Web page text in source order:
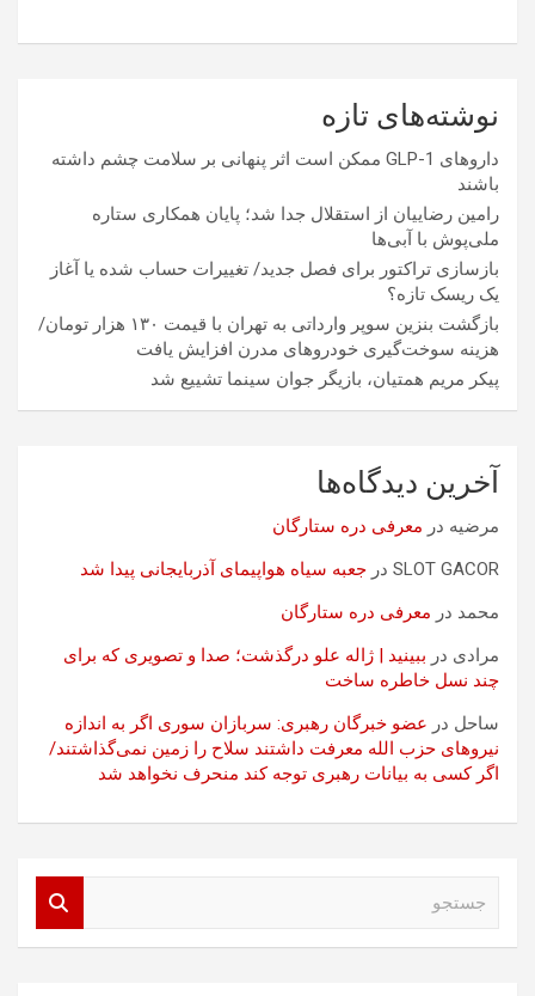
نوشته‌های تازه
داروهای GLP-1 ممکن است اثر پنهانی بر سلامت چشم داشته
باشند
رامین رضاییان از استقلال جدا شد؛ پایان همکاری ستاره
ملی‌پوش با آبی‌ها
بازسازی تراکتور برای فصل جدید/ تغییرات حساب شده یا آغاز
یک ریسک تازه؟
بازگشت بنزین سوپر وارداتی به تهران با قیمت ۱۳۰ هزار تومان/
هزینه سوخت‌گیری خودرو‌های مدرن افزایش یافت
پیکر مریم همتیان، بازیگر جوان سینما تشییع شد
آخرین دیدگاه‌ها
مرضیه در معرفی دره ستارگان
SLOT GACOR در جعبه سیاه هواپیمای آذربایجانی پیدا شد
محمد در معرفی دره ستارگان
مرادی در ببینید | ژاله علو درگذشت؛ صدا و تصویری که برای
چند نسل خاطره ساخت
ساحل در عضو خبرگان رهبری: سربازان سوری اگر به اندازه
نیروهای حزب الله معرفت داشتند سلاح را زمین نمی‌گذاشتند/
اگر کسی به بیانات رهبری توجه کند منحرف نخواهد شد